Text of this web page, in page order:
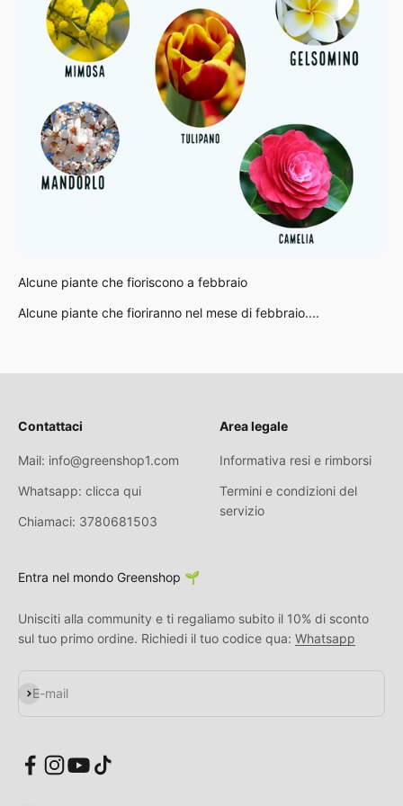
Alcune piante che fioriscono a febbraio
Alcune piante che fioriranno nel mese di febbraio....
Contattaci
Mail: info@greenshop1.com
Whatsapp: clicca qui
Chiamaci: 3780681503
Area legale
Informativa resi e rimborsi
Termini e condizioni del
servizio
Entra nel mondo Greenshop 🌱
Unisciti alla community e ti regaliamo subito il 10% di sconto
sul tuo primo ordine. Richiedi il tuo codice qua: Whatsapp
E-mail
S'inscrire